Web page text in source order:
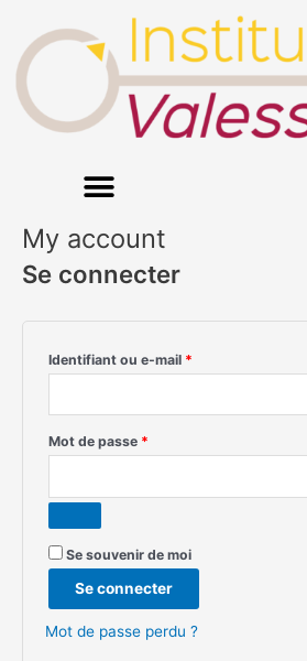
contenu
My account
Se connecter
Identifiant ou e-mail *
Obligatoire
Mot de passe *
Se souvenir de moi
Se connecter
Mot de passe perdu ?